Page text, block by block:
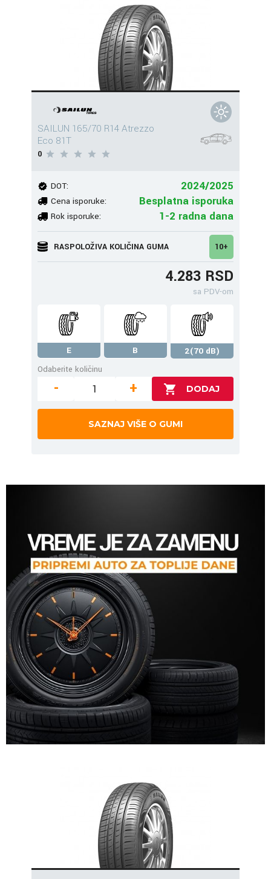
SAILUN 165/70 R14 Atrezzo
Eco 81T
0
DOT: 2024/2025
Cena isporuke: Besplatna isporuka
Rok isporuke: 1-2 radna dana
RASPOLOŽIVA KOLIČINA GUMA 10+
4.283 RSD
sa PDV-om
E B
2(70 dB)
Odaberite količinu
- +
SAZNAJ VIŠE O GUMI